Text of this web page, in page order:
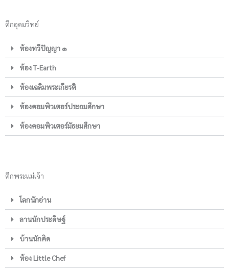
ตึกอุดมวิทย์
ห้องทวีปัญญา ๑
ห้อง T-Earth
ห้องเฉลิมพระเกียรติ
ห้องคอมพิวเตอร์ประถมศึกษา
ห้องคอมพิวเตอร์มัธยมศึกษา
ตึกพระแม่เจ้า
โลกนักอ่าน
ลานนักประดิษฐ์
บ้านนักคิด
ห้อง Little Chef